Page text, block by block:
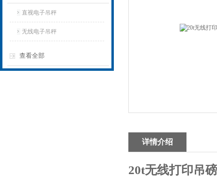
直视电子吊秤
无线电子吊秤
查看全部
详情介绍
20t无线打印吊